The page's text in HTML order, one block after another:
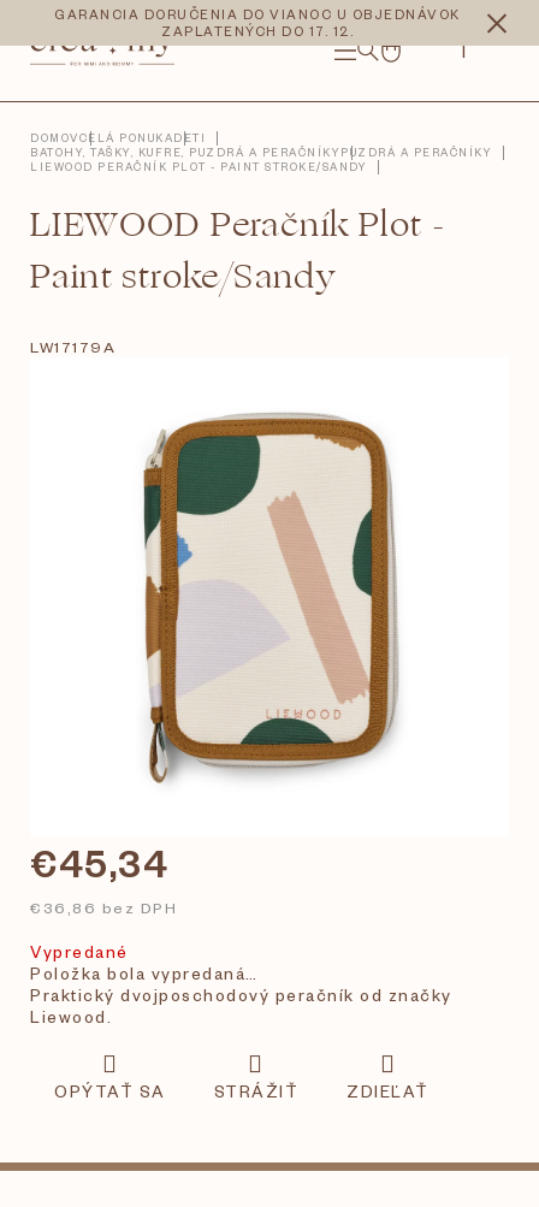
obsah
GARANCIA DORUČENIA DO VIANOC U OBJEDNÁVOK
ZAPLATENÝCH DO 17. 12.
NÁKUPNÝ
CZK EUR
DOMOVCELÁ PONUKADETI
BATOHY, TAŠKY, KUFRE, PUZDRÁ A PERAČNÍKY PUZDRÁ A PERAČNÍKY
LIEWOOD PERAČNÍK PLOT - PAINT STROKE/SANDY
LIEWOOD Peračník Plot -
Paint stroke/Sandy
LW17179A
€45,34
€36,86 bez DPH
Vypredané
Položka bola vypredaná…
Praktický dvojposchodový peračník od značky
Liewood.
OPÝTAŤ SA STRÁŽIŤ ZDIEĽAŤ